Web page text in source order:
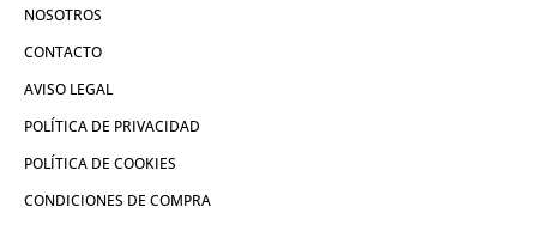
NOSOTROS
CONTACTO
AVISO LEGAL
POLÍTICA DE PRIVACIDAD
POLÍTICA DE COOKIES
CONDICIONES DE COMPRA